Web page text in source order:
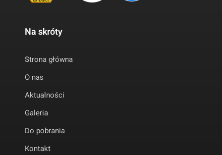
Na skróty
Strona główna
O nas
Aktualności
Galeria
Do pobrania
Kontakt